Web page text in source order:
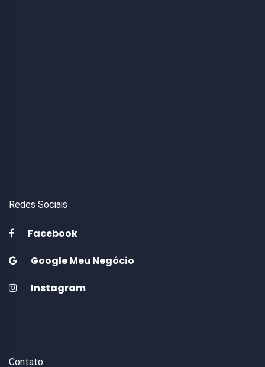
Redes Sociais
Facebook
Google Meu Negócio
Instagram
Contato